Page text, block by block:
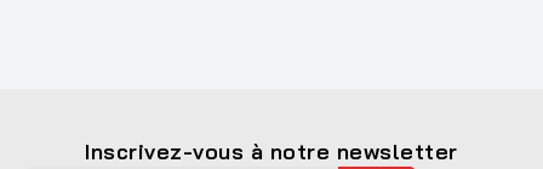
Inscrivez-vous à notre newsletter